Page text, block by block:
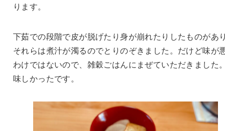
ります。
下茹での段階で皮が脱げたり身が崩れたりしたものがあ
それらは煮汁が濁るのでとりのぞきました。だけど味が
わけではないので、雑穀ごはんにまぜていただきました
味しかったです。